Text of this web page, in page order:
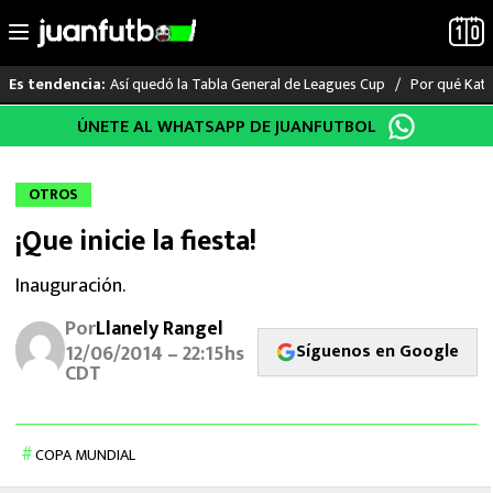
al
Es tendencia: Así quedó la Tabla General de Leagues Cup Por qué
LO ÚLTIMO
LIGA MX
RAYADOS
PUMAS
ATLANTE
FUTBOL INTERNACIONAL
ÚNETE AL WHATSAPP DE JUANFUTBOL
OTROS
¡Que inicie la fiesta!
Inauguración.
PorLlanely Rangel
12/06/2014 – 22:15hs
CDT
Síguenos en Google
COPA MUNDIAL